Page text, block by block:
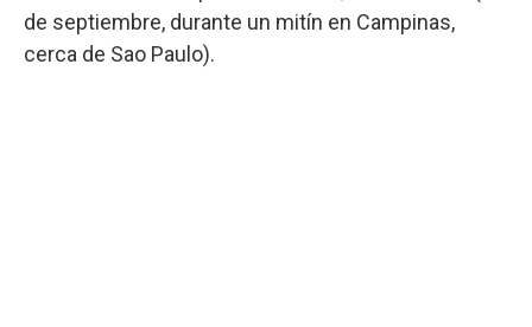
de septiembre, durante un mitín en Campinas,
cerca de Sao Paulo).